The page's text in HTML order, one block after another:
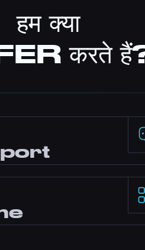
हम क्या
करते
tickets पर 24/7 online है। ज्यादातर
में answer होते हैं।